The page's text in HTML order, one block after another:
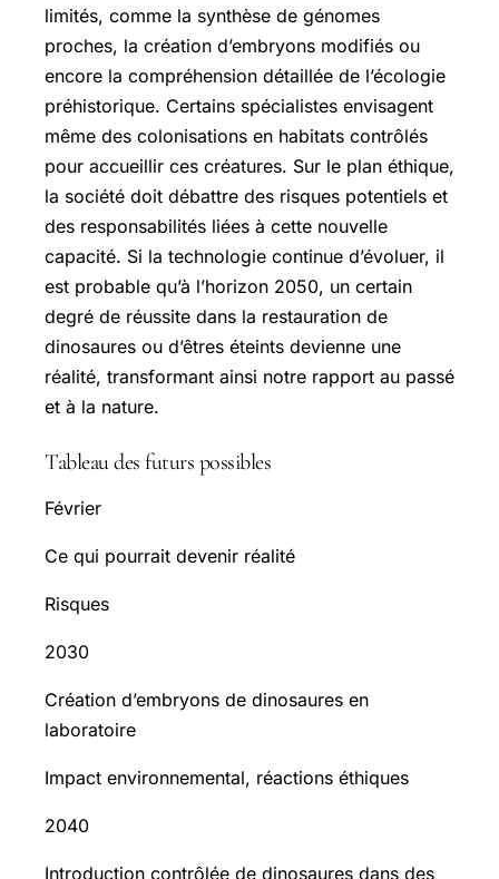
limités, comme la synthèse de génomes
proches, la création d’embryons modifiés ou
encore la compréhension détaillée de l’écologie
préhistorique. Certains spécialistes envisagent
même des colonisations en habitats contrôlés
pour accueillir ces créatures. Sur le plan éthique,
la société doit débattre des risques potentiels et
des responsabilités liées à cette nouvelle
capacité. Si la technologie continue d’évoluer, il
est probable qu’à l’horizon 2050, un certain
degré de réussite dans la restauration de
dinosaures ou d’êtres éteints devienne une
réalité, transformant ainsi notre rapport au passé
et à la nature.
Tableau des futurs possibles
Février
Ce qui pourrait devenir réalité
Risques
2030
Création d’embryons de dinosaures en
laboratoire
Impact environnemental, réactions éthiques
2040
Introduction contrôlée de dinosaures dans des